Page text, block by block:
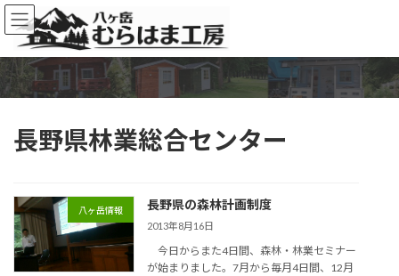
コ
ン
ン
ツ
へ
ナ
ビ
ー
シ
ョ
長野県林業総合センター
八ヶ岳情報 長野県の森林計画制度
2013年8月16日
今日からまた4日間、森林・林業セミナー
が始まりました。7月から毎月4日間、12月